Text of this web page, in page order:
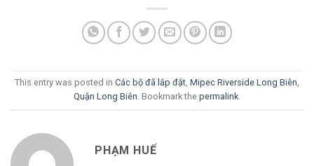
This entry was posted in Các bộ đã lắp đặt, Mipec Riverside Long Biên,
Quận Long Biên. Bookmark the permalink.
PHẠM HUẾ